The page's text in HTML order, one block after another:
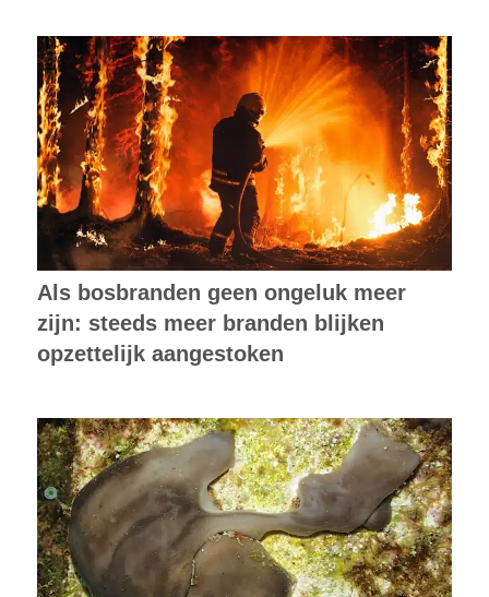
Als bosbranden geen ongeluk meer
zijn: steeds meer branden blijken
opzettelijk aangestoken